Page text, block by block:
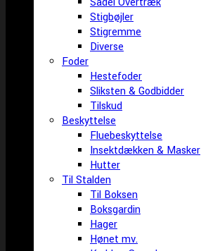
Stigbøjler
Stigremme
Diverse
Foder
Hestefoder
Sliksten & Godbidder
Tilskud
Beskyttelse
Fluebeskyttelse
Insektdækken & Masker
Hutter
Til Stalden
Til Boksen
Boksgardin
Hager
Hønet mv.